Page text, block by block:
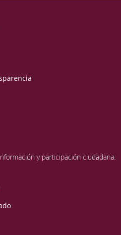
y participación ciudadana.